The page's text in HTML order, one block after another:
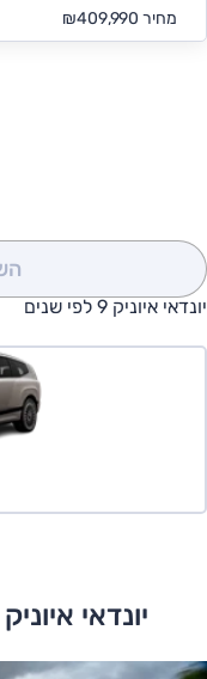
מחיר
יונדאי איוניק 9 לפי שנים
יונדאי איוניק 9 כתבות ומבחני דרכים